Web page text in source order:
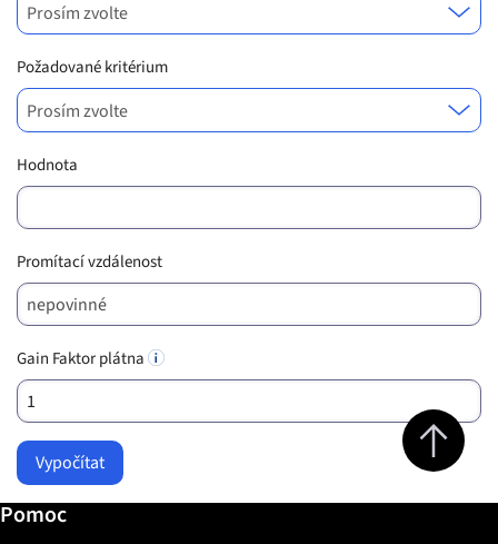
Prosím zvolte
Požadované kritérium
Prosím zvolte
Hodnota
Promítací vzdálenost
Gain Faktor plátna
Vypočítat
Jump to top
Další informace / Pomoc
Pomoc